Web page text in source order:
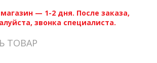
— 1-2 дня. После заказа,
звонка специалиста.
ТОВАР